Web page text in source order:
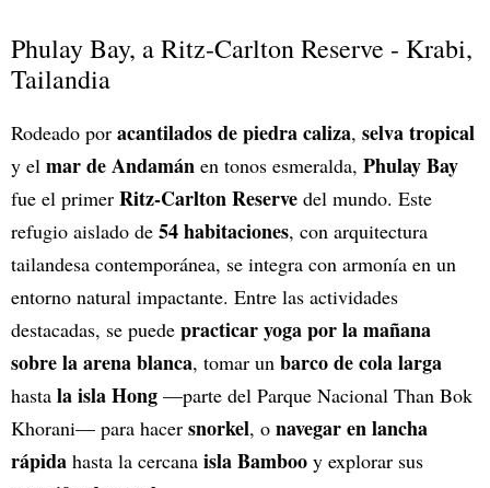
Phulay Bay, a Ritz-Carlton Reserve - Krabi,
Tailandia
Rodeado por acantilados de piedra caliza, selva tropical
y el mar de Andamán en tonos esmeralda, Phulay Bay
fue el primer Ritz-Carlton Reserve del mundo. Este
refugio aislado de 54 habitaciones, con arquitectura
tailandesa contemporánea, se integra con armonía en un
entorno natural impactante. Entre las actividades
destacadas, se puede practicar yoga por la mañana
sobre la arena blanca, tomar un barco de cola larga
hasta la isla Hong —parte del Parque Nacional Than Bok
Khorani— para hacer snorkel, o navegar en lancha
rápida hasta la cercana isla Bamboo y explorar sus